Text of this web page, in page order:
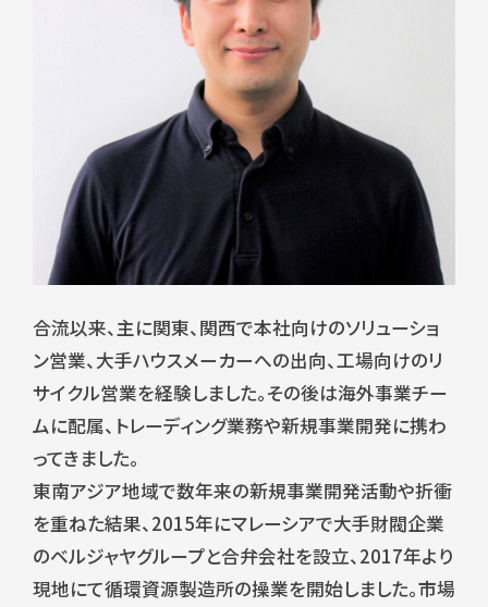
合流以来、主に関東、関西で本社向けのソリューショ
ン営業、大手ハウスメーカーへの出向、工場向けのリ
サイクル営業を経験しました。その後は海外事業チー
ムに配属、トレーディング業務や新規事業開発に携わ
ってきました。
東南アジア地域で数年来の新規事業開発活動や折衝
を重ねた結果、2015年にマレーシアで大手財閥企業
のベルジャヤグループと合弁会社を設立、2017年より
現地にて循環資源製造所の操業を開始しました。市場